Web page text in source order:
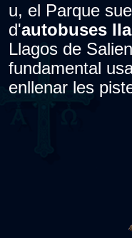
u, el Parque
d'autobuses
Llagos de
fundamental
enllenar les